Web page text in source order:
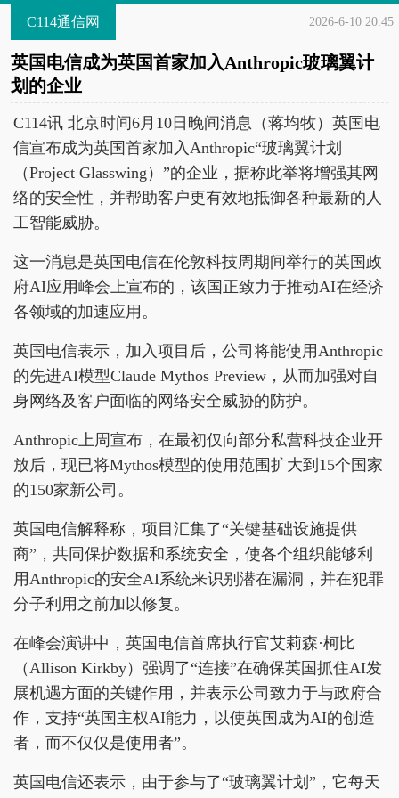
C114通信网 2026-6-10 20:45
英国电信成为英国首家加入Anthropic玻璃翼计
划的企业
C114讯 北京时间6月10日晚间消息（蒋均牧）英国电
信宣布成为英国首家加入Anthropic“玻璃翼计划
（Project Glasswing）”的企业，据称此举将增强其网
络的安全性，并帮助客户更有效地抵御各种最新的人
工智能威胁。
这一消息是英国电信在伦敦科技周期间举行的英国政
府AI应用峰会上宣布的，该国正致力于推动AI在经济
各领域的加速应用。
英国电信表示，加入项目后，公司将能使用Anthropic
的先进AI模型Claude Mythos Preview，从而加强对自
身网络及客户面临的网络安全威胁的防护。
Anthropic上周宣布，在最初仅向部分私营科技企业开
放后，现已将Mythos模型的使用范围扩大到15个国家
的150家新公司。
英国电信解释称，项目汇集了“关键基础设施提供
商”，共同保护数据和系统安全，使各个组织能够利
用Anthropic的安全AI系统来识别潜在漏洞，并在犯罪
分子利用之前加以修复。
在峰会演讲中，英国电信首席执行官艾莉森·柯比
（Allison Kirkby）强调了“连接”在确保英国抓住AI发
展机遇方面的关键作用，并表示公司致力于与政府合
作，支持“英国主权AI能力，以使英国成为AI的创造
者，而不仅仅是使用者”。
英国电信还表示，由于参与了“玻璃翼计划”，它每天